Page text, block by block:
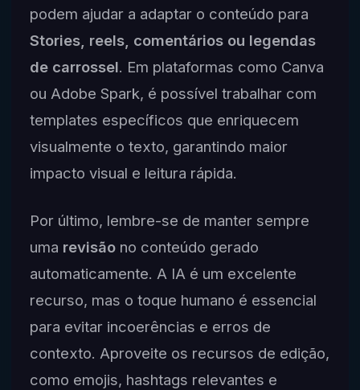
podem ajudar a adaptar o conteúdo para
Stories, reels, comentários ou legendas
de carrossel. Em plataformas como Canva
ou Adobe Spark, é possível trabalhar com
templates específicos que enriquecem
visualmente o texto, garantindo maior
impacto visual e leitura rápida.
Por último, lembre-se de manter sempre
uma revisãono conteúdo gerado
automaticamente. A IA é um excelente
recurso, mas o toque humano é essencial
para evitar incoerências e erros de
contexto. Aproveite os recursos de edição,
como emojis, hashtags relevantes e